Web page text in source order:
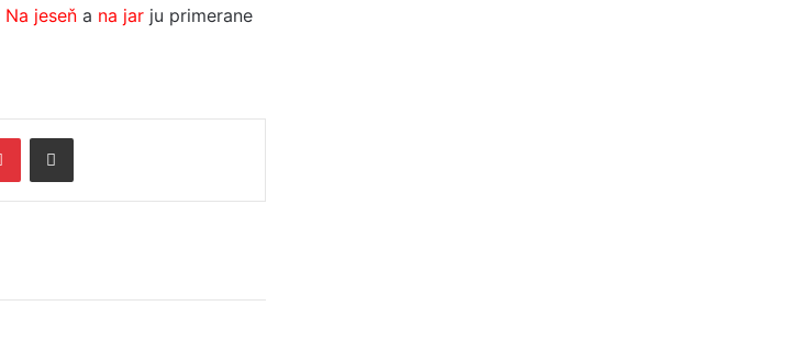
Na jeseň a na jar ju primerane
PinterestShare via Email